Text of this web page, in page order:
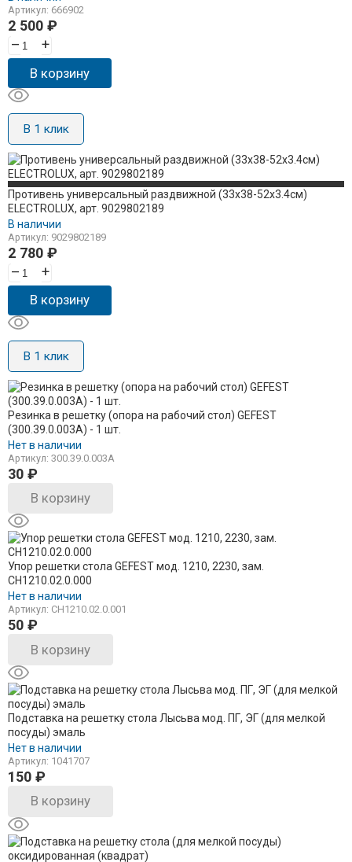
Артикул: 666902
2 500 ₽
–
+
В корзину
В 1 клик
Противень универсальный раздвижной (33x38-52x3.4см)
ELECTROLUX, арт. 9029802189
В наличии
Артикул: 9029802189
2 780 ₽
–
+
В корзину
В 1 клик
Резинка в решетку (опора на рабочий стол) GEFEST
(300.39.0.003А) - 1 шт.
Нет в наличии
Артикул: 300.39.0.003А
30 ₽
В корзину
Упор решетки стола GEFEST мод. 1210, 2230, зам.
СН1210.02.0.000
Нет в наличии
Артикул: СН1210.02.0.001
50 ₽
В корзину
Подставка на решетку стола Лысьва мод. ПГ, ЭГ (для мелкой
посуды) эмаль
Нет в наличии
Артикул: 1041707
150 ₽
В корзину